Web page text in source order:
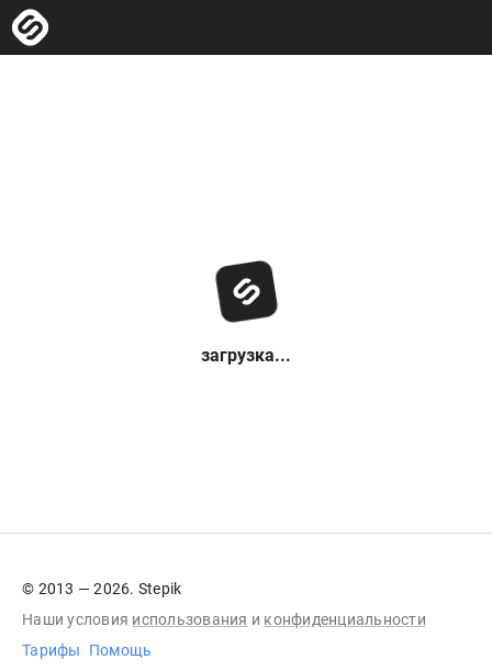
загрузка...
© 2013 — 2026. Stepik
Наши условия использования и конфиденциальности
Тарифы
Помощь